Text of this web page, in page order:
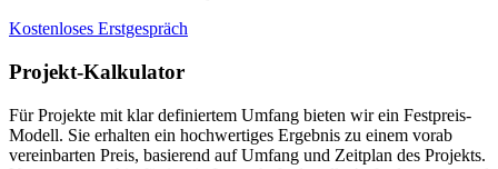
Kostenloses Erstgespräch
Projekt-Kalkulator
Für Projekte mit klar definiertem Umfang bieten wir ein Festpreis-
Modell. Sie erhalten ein hochwertiges Ergebnis zu einem vorab
vereinbarten Preis, basierend auf Umfang und Zeitplan des Projekts.